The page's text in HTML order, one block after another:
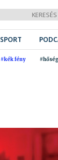
SPORT
#kék fény #hőség